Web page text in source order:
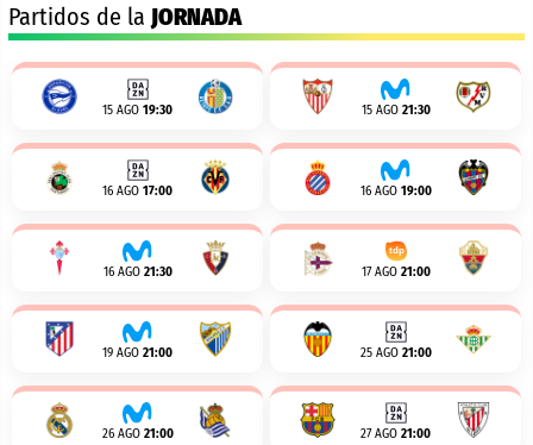
Partidos de la JORNADA
15 AGO 19:30 15 AGO 21:30
16 AGO 17:00 16 AGO 19:00
16 AGO 21:30 17 AGO 21:00
19 AGO 21:00 25 AGO 21:00
26 AGO 21:00 27 AGO 21:00